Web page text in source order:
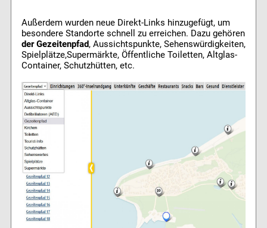
Außerdem wurden neue Direkt-Links hinzugefügt, um
besondere Standorte schnell zu erreichen. Dazu gehören
der Gezeitenpfad, Aussichtspunkte, Sehenswürdigkeiten,
Spielplätze,Supermärkte, Öffentliche Toiletten, Altglas-
Container, Schutzhütten, etc.